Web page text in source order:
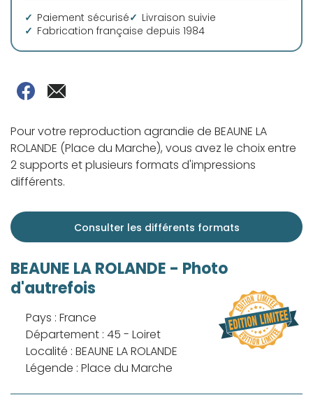
Paiement sécurisé
Livraison suivie
Fabrication française depuis 1984
Pour votre reproduction agrandie de BEAUNE LA
ROLANDE (Place du Marche), vous avez le choix entre
2 supports et plusieurs formats d'impressions
différents.
Consulter les différents formats
BEAUNE LA ROLANDE - Photo
d'autrefois
Pays : France
Département : 45 - Loiret
Localité : BEAUNE LA ROLANDE
Légende : Place du Marche